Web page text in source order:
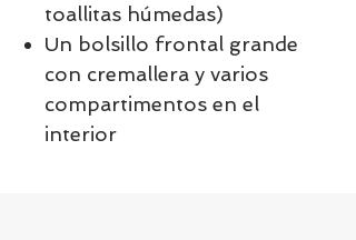
toallitas húmedas)
Un bolsillo frontal grande
con cremallera y varios
compartimentos en el
interior